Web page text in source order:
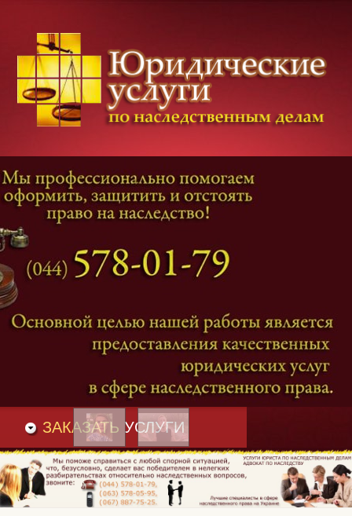
Категории дел
Наследование и Завещание
Оформление наследства
Оспаривание наследства
Адвокат наследственные дела
и Вакансии
ЗАКАЗАТЬ УСЛУГИ